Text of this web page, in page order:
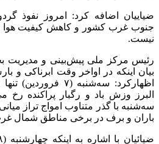
ضیاییان اضافه کرد: امروز نفوذ
جنوب غرب کشور و کاهش کیفیت هوا
نیست.
رئیس مرکز ملی پیش‌بینی و مدیریت
بیان اینکه در اواخر وقت ابرناکی و
اظهارکرد: سه‌شنبه (۷
البرز وزش باد و رگبار پراکنده رخ
سه‌شنبه با گذر متناوب امواج تراز
باران و برف در برخی مناطق شمال